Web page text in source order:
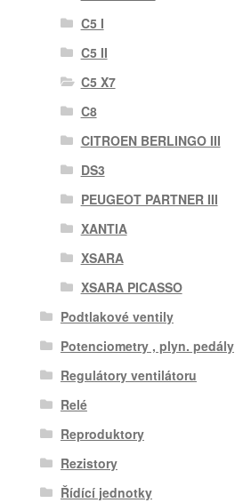
C5 I
C5 II
C5 X7
C8
CITROEN BERLINGO III
DS3
PEUGEOT PARTNER III
XANTIA
XSARA
XSARA PICASSO
Podtlakové ventily
Potenciometry , plyn. pedály
Regulátory ventilátoru
Relé
Reproduktory
Rezistory
Řídící jednotky